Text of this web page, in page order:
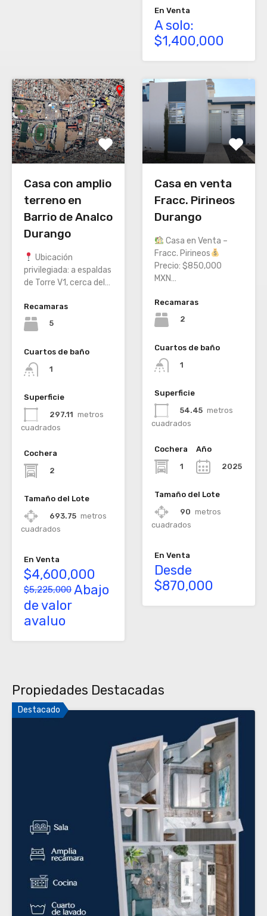
En Venta
A solo:
$1,400,000
Casa con amplio
terreno en
Barrio de Analco
Durango
Ubicación
privilegiada: a espaldas
de Torre V1, cerca del…
Recamaras
5
Cuartos de baño
1
Superficie
297.11 metros
cuadrados
Cochera
2
Tamaño del Lote
693.75 metros
cuadrados
En Venta
$4,600,000
$5,225,000 Abajo
de valor
avaluo
Casa en venta
Fracc. Pirineos
Durango
Casa en Venta –
Fracc. Pirineos
Precio: $850,000
MXN…
Recamaras
2
Cuartos de baño
1
Superficie
54.45 metros
cuadrados
Cochera
1
Año
2025
Tamaño del Lote
90 metros
cuadrados
En Venta
Desde
$870,000
Propiedades Destacadas
Destacado